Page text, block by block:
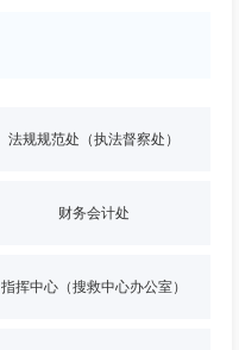
法规规范处（执法督察处）
财务会计处
指挥中心（搜救中心办公室）